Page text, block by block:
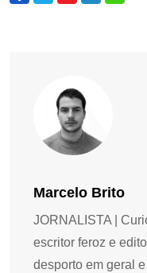
Marcelo Brito
JORNALISTA |
escritor feroz e
desporto em geral